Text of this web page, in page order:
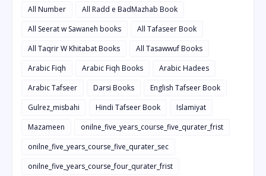
All Number
All Radd e BadMazhab Book
All Seerat w Sawaneh books
All Tafaseer Book
All Taqrir W Khitabat Books
All Tasawwuf Books
Arabic Fiqh
Arabic Fiqh Books
Arabic Hadees
Arabic Tafseer
Darsi Books
English Tafseer Book
Gulrez_misbahi
Hindi Tafseer Book
Islamiyat
Mazameen
onilne_five_years_course_five_qurater_frist
onilne_five_years_course_five_qurater_sec
onilne_five_years_course_four_qurater_frist